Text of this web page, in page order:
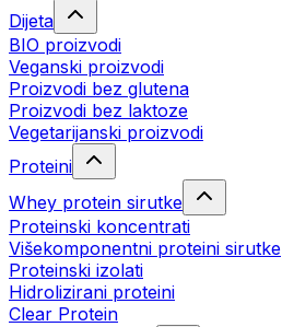
Dijeta
BIO proizvodi
Veganski proizvodi
Proizvodi bez glutena
Proizvodi bez laktoze
Vegetarijanski proizvodi
Proteini
Whey protein sirutke
Proteinski koncentrati
Višekomponentni proteini sirutke
Proteinski izolati
Hidrolizirani proteini
Clear Protein